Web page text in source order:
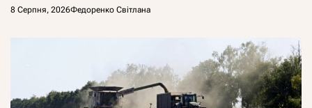
8 Серпня, 2026Федоренко Світлана